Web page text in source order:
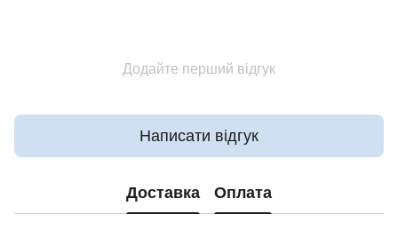
Додайте перший відгук
Написати відгук
Доставка Оплата